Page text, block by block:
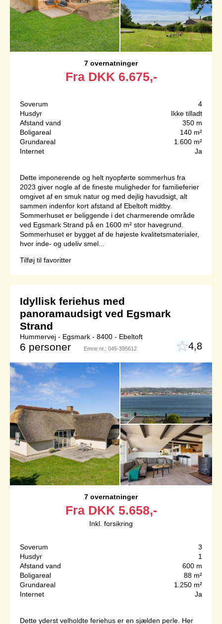
7 overnatninger
Fra DKK 6.675,-
Soverum
4
Husdyr
Ikke tilladt
Afstand vand
350 m
Boligareal
140 m²
Grundareal
1.600 m²
Internet
Ja
Dette imponerende og helt nyopførte sommerhus fra
2023 giver nogle af de fineste muligheder for familieferier
omgivet af en smuk natur og med dejlig havudsigt, alt
sammen indenfor kort afstand af Ebeltoft midtby.
Sommerhuset er beliggende i det charmerende område
ved Egsmark Strand på en 1600 m² stor havegrund.
Sommerhuset er bygget af de højeste kvalitetsmaterialer,
hvor inde- og udeliv smel...
Tilføj til favoritter
Idyllisk feriehus med
panoramaudsigt ved Egsmark
Strand
Hummervej - Egsmark - 8400 - Ebeltoft
6 personer Emne nr.: 045-395612 4,8
7 overnatninger
Fra DKK 5.658,-
Inkl. forsikring
Soverum
3
Husdyr
1
Afstand vand
600 m
Boligareal
88 m²
Grundareal
1.250 m²
Internet
Ja
Dette yderst velholdte feriehus er en sjælden perle. Her